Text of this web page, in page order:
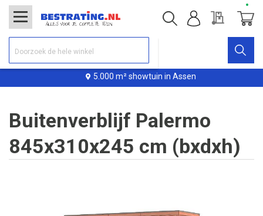
5.000 m² showtuin in Assen
Offerte
Buitenverblijf Palermo
845x310x245 cm (bxdxh)